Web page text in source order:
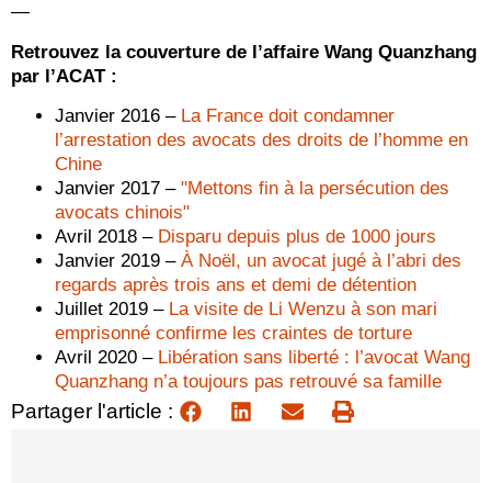
—
Retrouvez la couverture de l’affaire Wang Quanzhang
par l’ACAT :
Janvier 2016 – La France doit condamner
l’arrestation des avocats des droits de l’homme en
Chine
Janvier 2017 – "Mettons fin à la persécution des
avocats chinois"
Avril 2018 – Disparu depuis plus de 1000 jours
Janvier 2019 – À Noël, un avocat jugé à l’abri des
regards après trois ans et demi de détention
Juillet 2019 – La visite de Li Wenzu à son mari
emprisonné confirme les craintes de torture
Avril 2020 – Libération sans liberté : l’avocat Wang
Quanzhang n’a toujours pas retrouvé sa famille
Partager l'article :